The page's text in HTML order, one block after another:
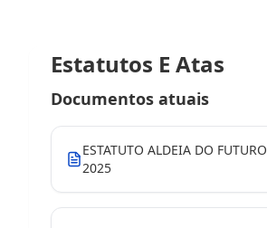
Estatutos E Atas
Documentos atuais
ESTATUTO ALDEIA DO FUTURO
2025